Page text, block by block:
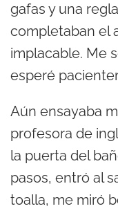
gafas y una
completaban el
implacable. Me
esperé
Aún ensayaba
profesora de
la puerta del
pasos, entró al
toalla, me miró